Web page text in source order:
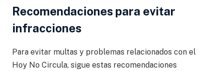
Recomendaciones para evitar
infracciones
Para evitar multas y problemas relacionados con el
Hoy No Circula, sigue estas recomendaciones